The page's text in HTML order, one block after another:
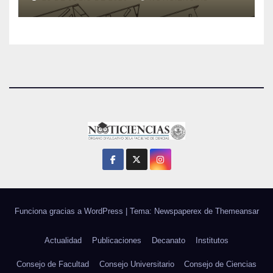
Funciona gracias a WordPress Tema: Newspaperex de Themeansar
Actualidad Publicaciones Decanato Institutos
Consejo de Facultad Consejo Universitario Consejo de Ciencias